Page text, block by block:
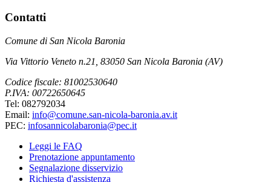
Contatti
Comune di San Nicola Baronia
Via Vittorio Veneto n.21, 83050 San Nicola Baronia (AV)
Codice fiscale: 81002530640
P.IVA: 00722650645
Tel: 082792034
Email: info@comune.san-nicola-baronia.av.it
PEC: infosannicolabaronia@pec.it
Leggi le FAQ
Prenotazione appuntamento
Segnalazione disservizio
Richiesta d'assistenza